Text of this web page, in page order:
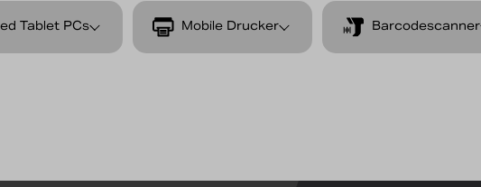
Tablet PCs Mobile Drucker Barcodescanner